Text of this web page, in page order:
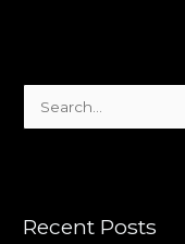
c
Recent Posts